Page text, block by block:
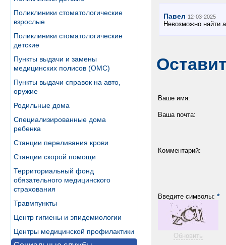
Поликлиники стоматологические
взрослые
Поликлиники стоматологические
детские
Пункты выдачи и замены
медицинских полисов (ОМС)
Пункты выдачи справок на авто,
оружие
Родильные дома
Специализированные дома
ребенка
Станции переливания крови
Станции скорой помощи
Территориальный фонд
обязательного медицинского
страхования
Травмпункты
Центр гигиены и эпидемиологии
Центры медицинской профилактики
Павел 12-03-2025
Невозможно найти
Ваше имя:
Ваша почта:
Комментарий:
Введите символы: *
Обновить